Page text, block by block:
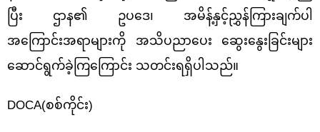
ပြီး ဌာန၏ ဥပဒေ၊ အမိန့်နှင့်ညွှန်ကြားချက်ပါ
အကြောင်းအရာများကို အသိပညာပေး ဆွေးနွေးခြင်းများ
ဆောင်ရွက်ခဲ့ကြကြောင်း သတင်းရရှိပါသည်။
DOCA(စစ်ကိုင်း)